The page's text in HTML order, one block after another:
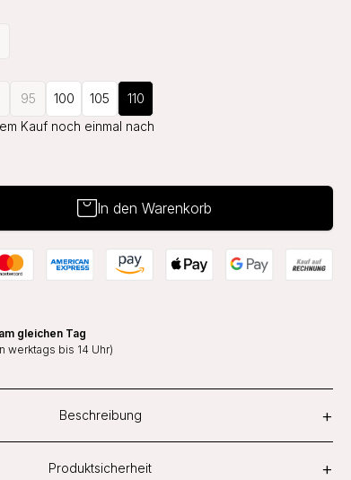
95 100 105
110
Kauf noch einmal nach
In den Warenkorb
gleichen Tag
werktags bis 14 Uhr)
Beschreibung +
Produktsicherheit +